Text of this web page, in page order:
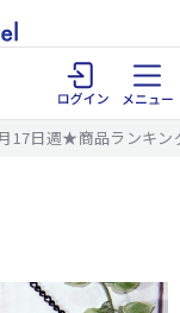
17日週★商品ランキン